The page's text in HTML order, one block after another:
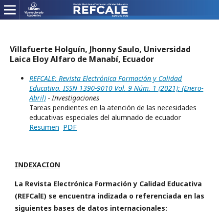
Villafuerte Holguín, Jhonny Saulo, Universidad
Laica Eloy Alfaro de Manabí, Ecuador
REFCALE: Revista Electrónica Formación y Calidad
Educativa. ISSN 1390-9010 Vol. 9 Núm. 1 (2021): (Enero-
Abril) - Investigaciones
Tareas pendientes en la atención de las necesidades
educativas especiales del alumnado de ecuador
Resumen PDF
INDEXACION
La Revista Electrónica Formación y Calidad Educativa
(REFCalE) se encuentra indizada o referenciada en las
siguientes bases de datos internacionales: